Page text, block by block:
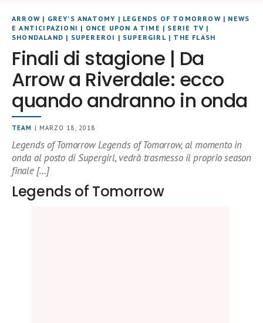
ARROW | GREY'S ANATOMY | LEGENDS OF TOMORROW| NEWS
E ANTICIPAZIONI | ONCE UPON A TIME | SERIE TV |
SHONDALAND | SUPEREROI | SUPERGIRL| THE FLASH
Finali di stagione | Da
Arrow a Riverdale: ecco
quando andranno in onda
TEAM | MARZO 18, 2018
Legends of Tomorrow Legends of Tomorrow, al momento in
onda al posto di Supergirl, vedrà trasmesso il proprio season
finale […]
Legends of Tomorrow